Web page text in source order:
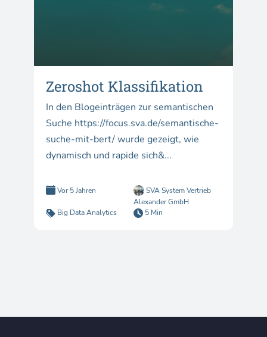
Zeroshot Klassifikation
In den Blogeinträgen zur semantischen
Suche https://focus.sva.de/semantische-
suche-mit-bert/ wurde gezeigt, wie
dynamisch und rapide sich&...
Vor 5 Jahren
SVA System Vertrieb
Alexander GmbH
Big Data Analytics
5 Min